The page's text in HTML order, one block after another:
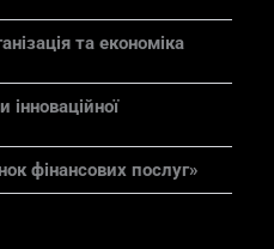
та економіка
інноваційної
фінансових послуг»